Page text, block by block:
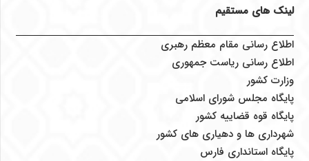
لینک های مستقیم
اطلاع رسانی مقام معظم رهبری
اطلاع رسانی ریاست جمهوری
وزارت کشور
پایگاه مجلس شورای اسلامی
پایگاه قوه قضاییه کشور
شهرداری ها و دهیاری های کشور
پایگاه استانداری فارس